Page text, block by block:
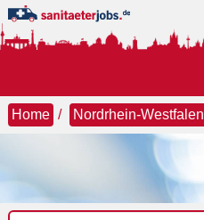
Home Nordrhein-Westfalen